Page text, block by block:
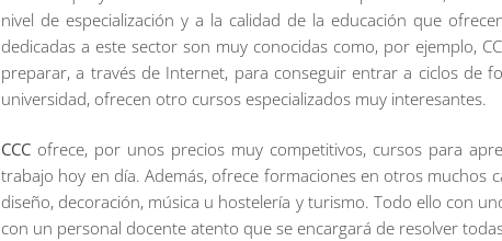
nivel de especialización y a la calidad de la educación que
dedicadas a este sector son muy conocidas como, por ejemplo,
preparar, a través de Internet, para conseguir entrar a ciclos de
universidad, ofrecen otro cursos especializados muy interesantes.
CCC ofrece, por unos precios muy competitivos, cursos para
trabajo hoy en día. Además, ofrece formaciones en otros muchos
diseño, decoración, música u hostelería y turismo. Todo ello con
con un personal docente atento que se encargará de resolver